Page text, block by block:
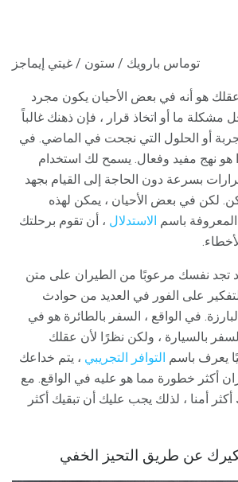
توماس بارويك / ستون / غيتي إيماجز
هو أنه في بعض الأحيان يكون مجرد
ما أو اتخاذ قرار ، فإن ذهنك غالباً
أو الحلول التي نجحت في الماضي. في
هو نهج مفيد وفعال. يسمح لك استخدام
بسرعة دون الحاجة إلى القيام بجهد
لكن في بعض الأحيان ، يمكن لهذه
المعروفة باسم الاستدلال ، أن تقوم برحلتك
تجد نفسك مرعوبًا من الطيران على متن
على الفور في العديد من حوادث
في الواقع ، السفر بالطائرة هو في
بالسيارة ، ولكن نظرًا لأن عقلك
يعرف باسم التوافر التجريبي ، يتم خداعك
أكثر خطورة مما هو عليه في الواقع. مع
أكثر أمنا ، لذلك يجب عليك أن تبقيك أكثر